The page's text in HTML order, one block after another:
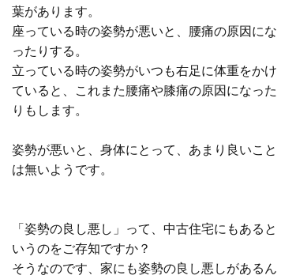
葉があります。
座っている時の姿勢が悪いと、腰痛の原因にな
ったりする。
立っている時の姿勢がいつも右足に体重をかけ
ていると、これまた腰痛や膝痛の原因になった
りもします。
姿勢が悪いと、身体にとって、あまり良いこと
は無いようです。
「姿勢の良し悪し」って、中古住宅にもあると
いうのをご存知ですか？
そうなのです、家にも姿勢の良し悪しがあるん